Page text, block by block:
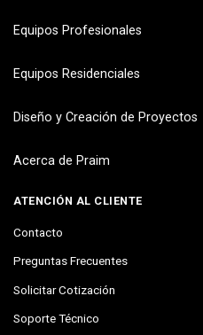
Equipos Profesionales
Equipos Residenciales
Diseño y Creación de Proyectos
Acerca de Praim
ATENCIÓN AL CLIENTE
Contacto
Preguntas Frecuentes
Solicitar Cotización
Soporte Técnico